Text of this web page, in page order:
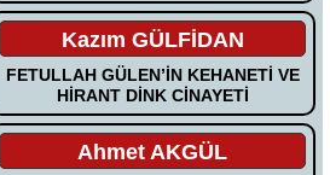
Kazım GÜLFİDAN
FETULLAH GÜLEN’İN KEHANETİ VE
HİRANT DİNK CİNAYETİ
Ahmet AKGÜL